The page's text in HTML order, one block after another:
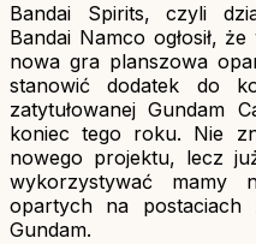
Bandai Spirits, czyli
Bandai Namco ogłosił,
nowa gra planszowa
stanowić dodatek do
zatytułowanej Gundam
koniec tego roku. Nie
nowego projektu, lecz
wykorzystywać mamy
opartych na
Gundam.